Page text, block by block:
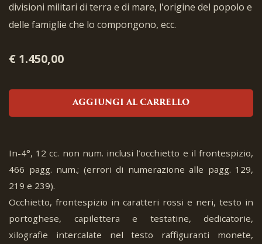
divisioni militari di terra e di mare, l'origine del popolo e
delle famiglie che lo compongono, ecc.
€ 1.450,00
AGGIUNGI AL CARRELLO
In-4°, 12 cc. non num. inclusi l’occhietto e il frontespizio,
466 pagg. num.; (errori di numerazione alle pagg. 129,
219 e 239).
Occhietto, frontespizio in caratteri rossi e neri, testo in
portoghese, capilettera e testatine, dedicatorie,
xilografie intercalate nel testo raffiguranti monete,